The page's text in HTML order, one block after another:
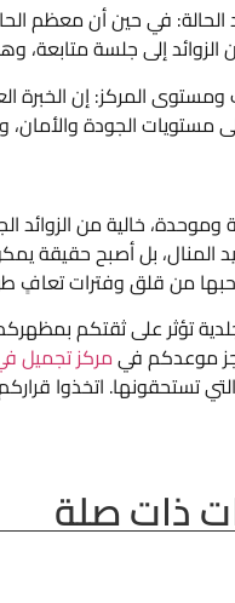
في حين أن معظم
إلى جلسة متابعة،
ومستوى المركز: إن الخبرة
مستويات الجودة
وموحدة، خالية من الزوائد
المنال، بل أصبح حقيقة
من قلق وفترات تعافٍ
تؤثر على ثقتكم
موعدكم فيمركز تجميل
التي تستحقونها. اتخذوا
ذات صلة